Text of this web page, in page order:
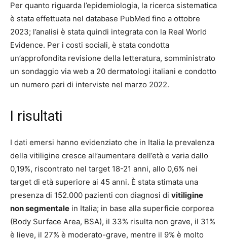
Per quanto riguarda l’epidemiologia, la ricerca sistematica
è stata effettuata nel database PubMed fino a ottobre
2023; l’analisi è stata quindi integrata con la Real World
Evidence. Per i costi sociali, è stata condotta
un’approfondita revisione della letteratura, somministrato
un sondaggio via web a 20 dermatologi italiani e condotto
un numero pari di interviste nel marzo 2022.
I risultati
I dati emersi hanno evidenziato che in Italia la prevalenza
della vitiligine cresce all’aumentare dell’età e varia dallo
0,19%, riscontrato nel target 18-21 anni, allo 0,6% nei
target di età superiore ai 45 anni. È stata stimata una
presenza di 152.000 pazienti con diagnosi di vitiligine
non segmentale in Italia; in base alla superficie corporea
(Body Surface Area, BSA), il 33% risulta non grave, il 31%
è lieve, il 27% è moderato-grave, mentre il 9% è molto